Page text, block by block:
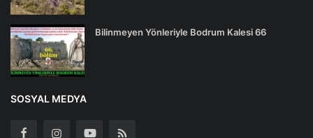
Bilinmeyen Yönleriyle Bodrum Kalesi 66
SOSYAL MEDYA